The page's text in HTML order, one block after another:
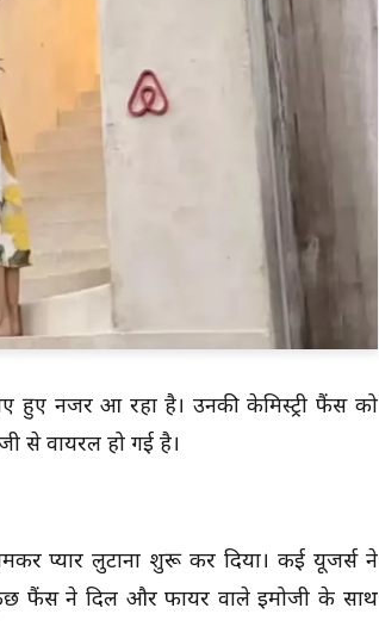
नजर आ रहा है। उनकी केमिस्ट्री फैंस को
से वायरल हो गई है।
प्यार लुटाना शुरू कर दिया। कई यूजर्स ने
फैंस ने दिल और फायर वाले इमोजी के साथ